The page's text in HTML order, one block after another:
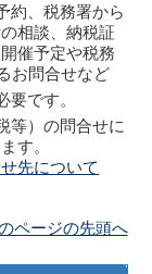
約、税務署から
相談、納税証
催予定や税務
お問合せなど
です。
等）の問合せに
す。
先について
ページの先頭へ